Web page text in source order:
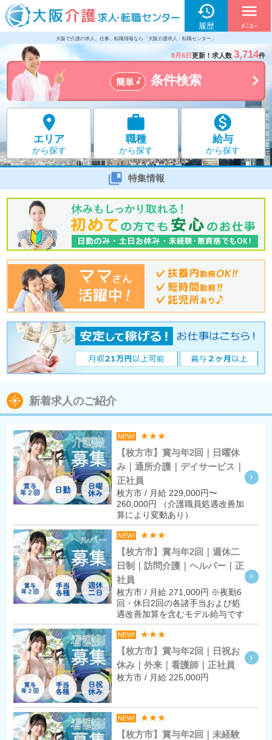

履歴
menu
ﾒﾆｭｰ
大阪で介護の求人、仕事、転職情報なら「大阪介護求人・転職センター」
8月6日更新！求人数 3,714件
簡単  条件検索 

エリア
から探す

職種
から探す

給与
から探す
 特集情報
新着求人のご紹介
NEW! ★★★
【枚方市】賞与年2回｜日曜休
み｜通所介護｜デイサービス｜
正社員
枚方市 / 月給 229,000円〜
260,000円 （介護職員処遇改善加
算により変動あり）
NEW! ★★★
【枚方市】賞与年2回｜週休二
日制｜訪問介護｜ヘルパー｜正
社員
枚方市 / 月給 271,000円 ※夜勤6
回・休日2回の各諸手当および処
遇改善加算を含むモデル給与です
NEW! ★★★
【枚方市】賞与年2回｜日祝お
休み｜外来｜看護師｜正社員
枚方市 / 月給 225,000円
NEW! ★★★
【枚方市】賞与年2回｜未経験